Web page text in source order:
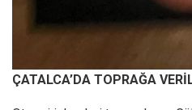
ÇATALCA’DA TOPRAĞA